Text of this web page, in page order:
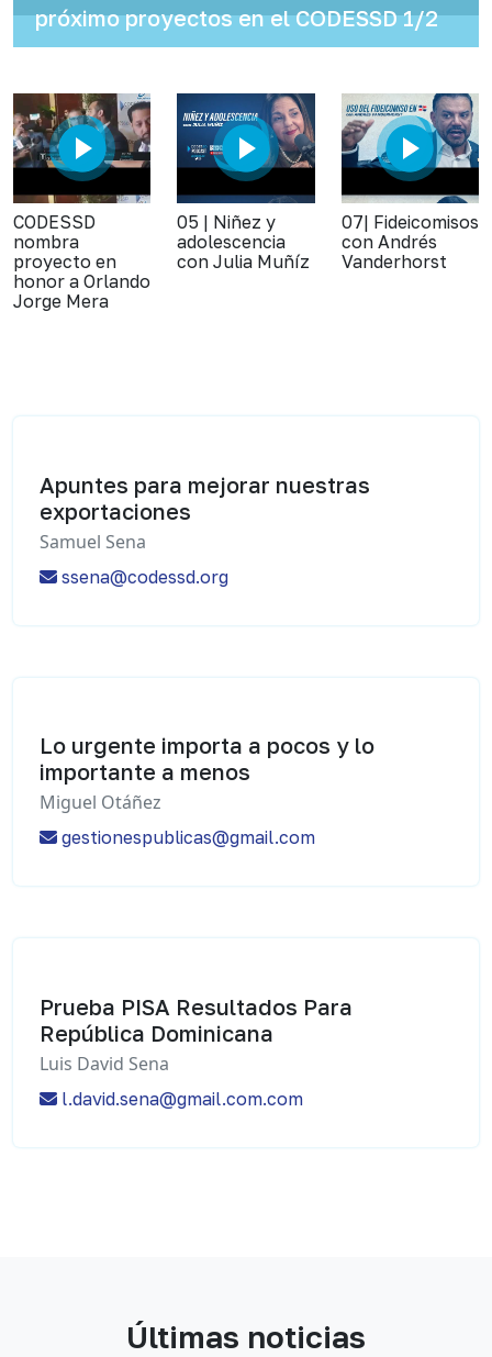
próximo proyectos en el CODESSD 1/2
CODESSD
nombra
proyecto en
honor a Orlando
Jorge Mera
05 | Niñez y
adolescencia
con Julia Muñíz
07| Fideicomisos
con Andrés
Vanderhorst
Apuntes para mejorar nuestras
exportaciones
Samuel Sena
ssena@codessd.org
Lo urgente importa a pocos y lo
importante a menos
Miguel Otáñez
gestionespublicas@gmail.com
Prueba PISA Resultados Para
República Dominicana
Luis David Sena
l.david.sena@gmail.com.com
Últimas noticias